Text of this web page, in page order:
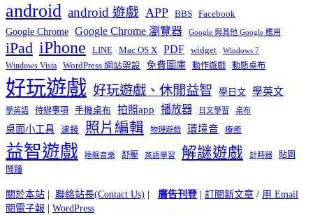
android android 遊戲 APP BBS Facebook
Google Chrome Google Chrome 瀏覽器 Google 與其他 Google 應用
iPad iPhone LINE Mac OS X PDF widget Windows 7
Windows Vista WordPress 網站架設 免費圖庫 動作遊戲 動態桌布
好玩遊戲 好玩遊戲、休閒益智 學日文 學英文
學英語 待辦事項 手機桌布 拍照app 播放器 日文學習 桌布
桌面小工具 濾鏡 照片編輯 物理遊戲 環境音 療癒
益智遊戲 睡眠音樂 舒壓 英語學習 解謎遊戲 計時器
貼圖
鬧鐘
關於本站 聯絡站長(Contact Us) 廣告刊登| 訂閱新文章 / 用 Email
閱電子報
WordPress